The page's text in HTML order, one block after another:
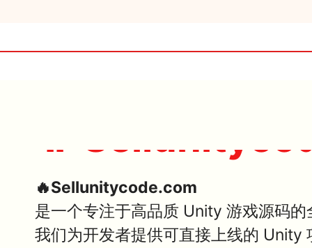
🔥
🔥Sellunitycode.com
是一个专注于高品质 Unity 游戏源码的
我们为开发者提供可直接上线的 Unity